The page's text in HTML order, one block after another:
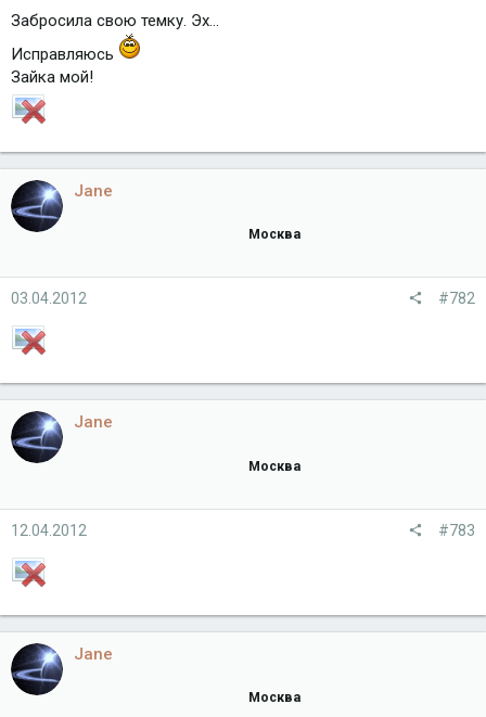
Забросила свою темку. Эх...
Исправляюсь
Зайка мой!
Jane
Москва
03.04.2012 #782
Jane
Москва
12.04.2012 #783
Jane
Москва